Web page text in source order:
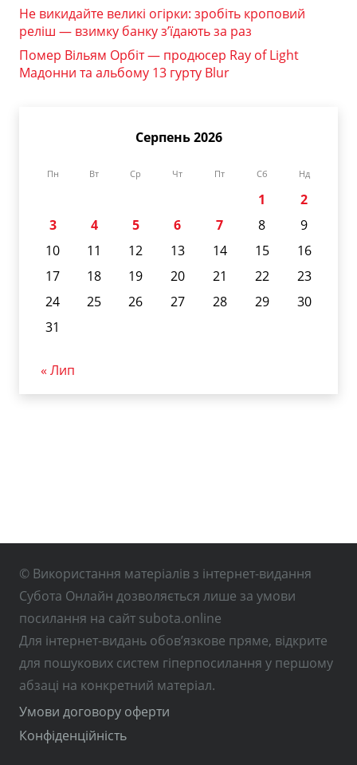
Не викидайте великі огірки: зробіть кроповий
реліш — взимку банку з’їдають за раз
Помер Вільям Орбіт — продюсер Ray of Light
Мадонни та альбому 13 гурту Blur
Серпень 2026
Пн Вт Ср Чт Пт Сб Нд
1
2
3
4 5 6 7 8
9
10
11 12 13 14 15
16
17
18 19 20 21 22
23
24
25 26 27 28 29
30
31
« Лип
© Використання матеріалів з інтернет-видання
Субота Онлайн дозволяється лише за умови
посилання на сайт subota.online
Для інтернет-видань обов’язкове пряме, відкрите
для пошукових систем гіперпосилання у першому
абзаці на конкретний матеріал.
Умови договору оферти
Конфіденційність